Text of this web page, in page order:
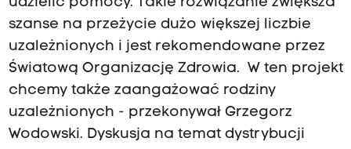
szanse na przeżycie dużo większej liczbie
uzależnionych i jest rekomendowane przez
Światową Organizację Zdrowia. W ten projekt
chcemy także zaangażować rodziny
uzależnionych - przekonywał Grzegorz
Wodowski. Dyskusja na temat dystrybucji